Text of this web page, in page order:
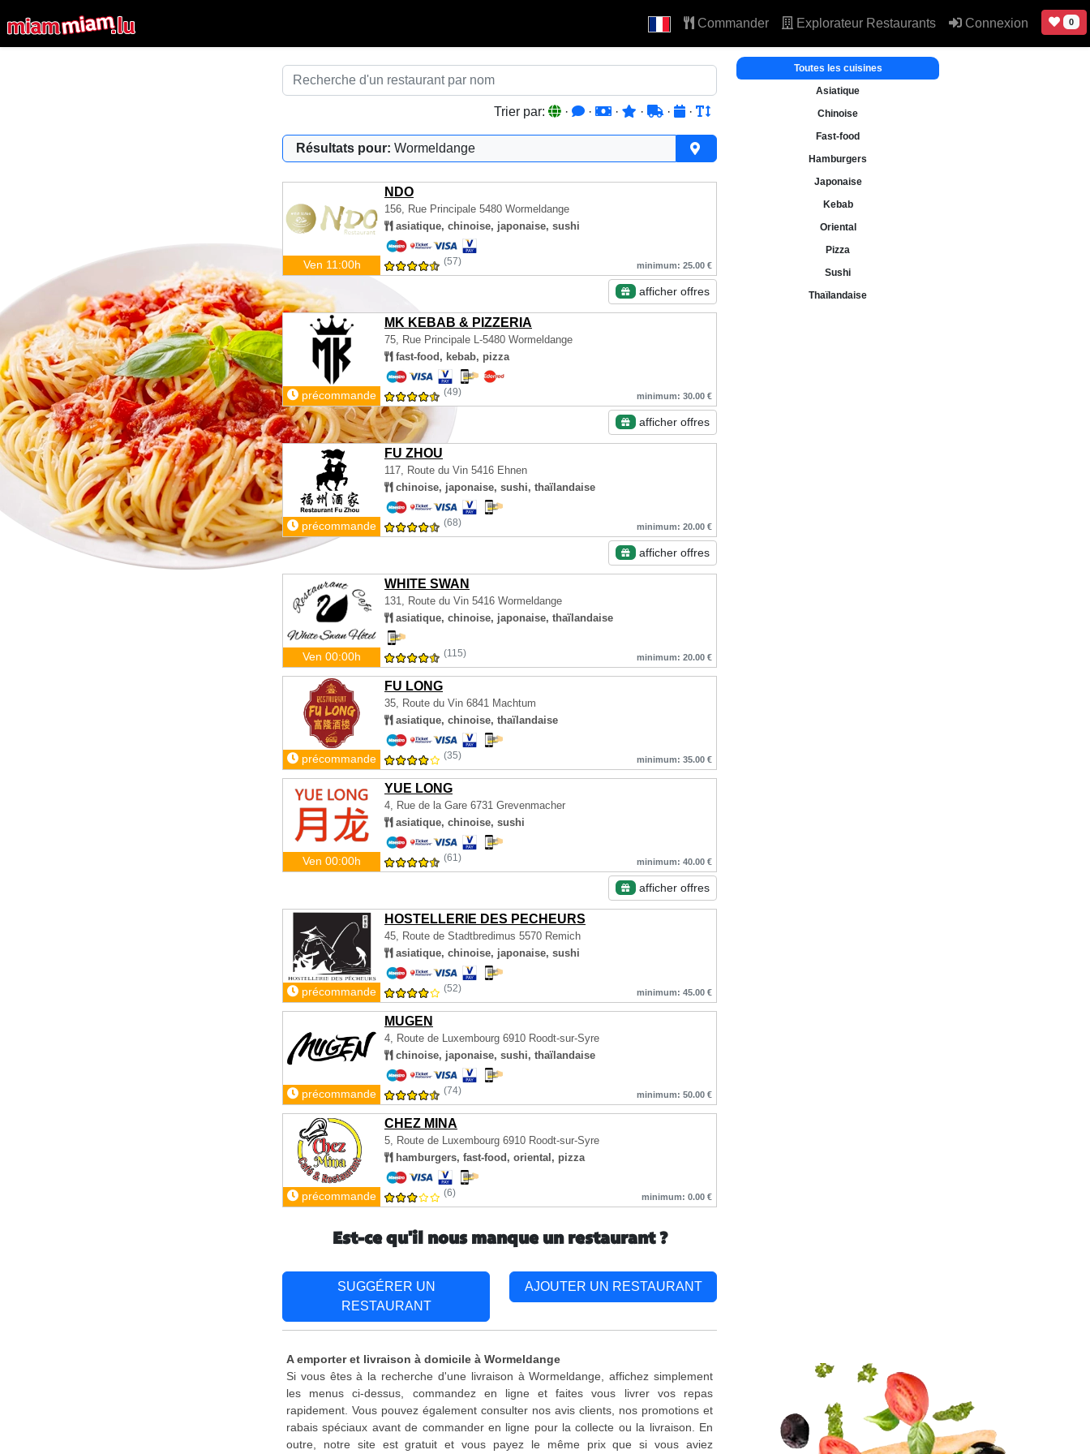
Commander Explorateur Restaurants Connexion 0
Trier par: · · · · · ·
Résultats pour: Wormeldange
NDO
156, Rue Principale 5480 Wormeldange
asiatique, chinoise, japonaise, sushi
Ven 11:00h (57) minimum: 25.00 €
afficher offres
MK KEBAB & PIZZERIA
75, Rue Principale L-5480 Wormeldange
fast-food, kebab, pizza
précommande (49) minimum: 30.00 €
afficher offres
FU ZHOU
117, Route du Vin 5416 Ehnen
chinoise, japonaise, sushi, thaïlandaise
précommande (68) minimum: 20.00 €
afficher offres
WHITE SWAN
131, Route du Vin 5416 Wormeldange
asiatique, chinoise, japonaise, thaïlandaise
Ven 00:00h (115) minimum: 20.00 €
FU LONG
35, Route du Vin 6841 Machtum
asiatique, chinoise, thaïlandaise
précommande (35) minimum: 35.00 €
YUE LONG
4, Rue de la Gare 6731 Grevenmacher
asiatique, chinoise, sushi
Ven 00:00h (61) minimum: 40.00 €
afficher offres
HOSTELLERIE DES PECHEURS
45, Route de Stadtbredimus 5570 Remich
asiatique, chinoise, japonaise, sushi
précommande (52) minimum: 45.00 €
MUGEN
4, Route de Luxembourg 6910 Roodt-sur-Syre
chinoise, japonaise, sushi, thaïlandaise
précommande (74) minimum: 50.00 €
CHEZ MINA
5, Route de Luxembourg 6910 Roodt-sur-Syre
hamburgers, fast-food, oriental, pizza
précommande (6) minimum: 0.00 €
Toutes les cuisines
Asiatique
Chinoise
Fast-food
Hamburgers
Japonaise
Kebab
Oriental
Pizza
Sushi
Thaïlandaise
Est-ce qu'il nous manque un restaurant ?
SUGGÉRER UN
RESTAURANT
AJOUTER UN RESTAURANT
A emporter et livraison à domicile à Wormeldange
Si vous êtes à la recherche d'une livraison à Wormeldange, affichez simplement
les menus ci-dessus, commandez en ligne et faites vous livrer vos repas
rapidement. Vous pouvez également consulter nos avis clients, nos promotions et
rabais spéciaux avant de commander en ligne pour la collecte ou la livraison. En
outre, notre site est gratuit et vous payez le même prix que si vous aviez